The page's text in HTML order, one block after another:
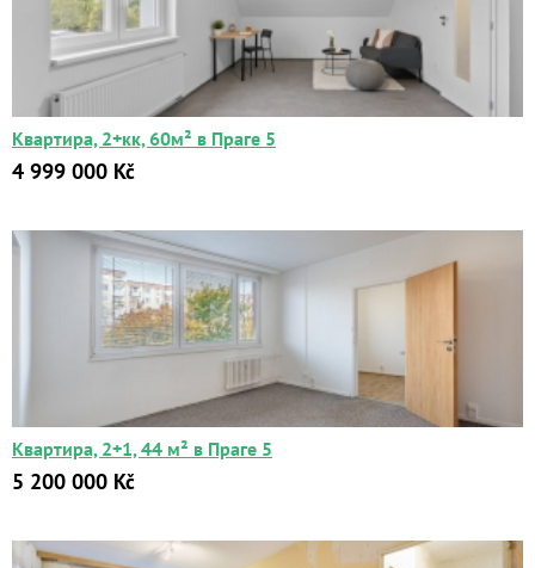
Квартира, 2+кк, 60м² в Праге 5
4 999 000 Kč
Квартира, 2+1, 44 м² в Праге 5
5 200 000 Kč